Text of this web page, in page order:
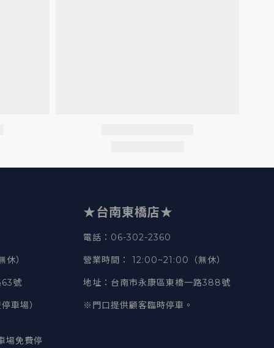
）
63號
車場）
場免費停
★台南東橋店★
電話 ：06-302-2360
營業時間 ： 12:00~21:00（無休）
地址 ：台南市永康區東橋一路388號
※門口提供顧客臨時停車。